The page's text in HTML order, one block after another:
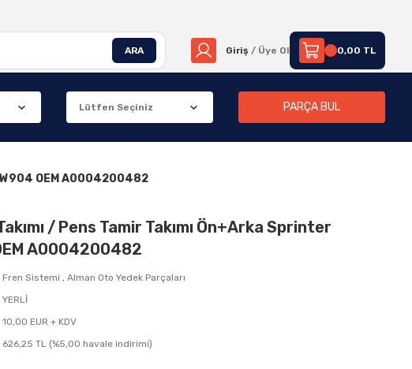
ARA Giriş / Üye Ol 0,00 TL
PARÇA BUL
W904 OEM A0004200482
/ Pens Tamir Takımı Ön+Arka Sprinter
A0004200482
Fren Sistemi ,Alman Oto Yedek Parçaları
YERLİ
10,00 EUR + KDV
626,25 TL (%5,00 havale indirimi)